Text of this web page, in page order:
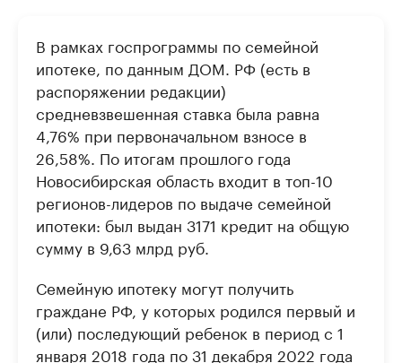
В рамках госпрограммы по семейной
ипотеке, по данным ДОМ. РФ (есть в
распоряжении редакции)
средневзвешенная ставка была равна
4,76% при первоначальном взносе в
26,58%. По итогам прошлого года
Новосибирская область входит в топ-10
регионов-лидеров по выдаче семейной
ипотеки: был выдан 3171 кредит на общую
сумму в 9,63 млрд руб.
Семейную ипотеку могут получить
граждане РФ, у которых родился первый и
(или) последующий ребенок в период с 1
января 2018 года по 31 декабря 2022 года